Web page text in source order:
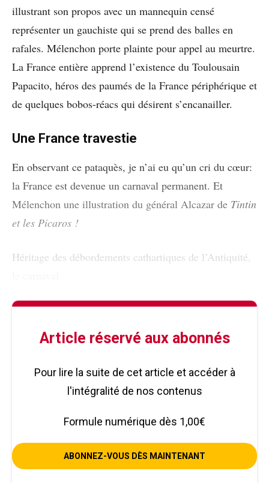
illustrant son propos avec un mannequin censé
représenter un gauchiste qui se prend des balles en
rafales. Mélenchon porte plainte pour appel au meurtre.
La France entière apprend l’existence du Toulousain
Papacito, héros des paumés de la France périphérique et
de quelques bobos-réacs qui désirent s’encanailler.
Une France travestie
En observant ce pataquès, je n’ai eu qu’un cri du cœur:
la France est devenue un carnaval permanent. Et
Mélenchon une illustration du général Alcazar de Tintin
et les Picaros !
Héritage des débordements cathartiques de l’Antiquité,
Article réservé aux abonnés
Pour lire la suite de cet article et accéder à
l'intégralité de nos contenus
Formule numérique dès 1,00€
ABONNEZ-VOUS DÈS MAINTENANT